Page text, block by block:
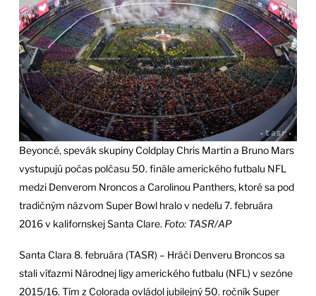
Beyoncé, spevák skupiny Coldplay Chris Martin a Bruno Mars
vystupujú počas polčasu 50. finále amerického futbalu NFL
medzi Denverom Nroncos a Carolinou Panthers, ktoré sa pod
tradičným názvom Super Bowl hralo v nedeľu 7. februára
2016 v kalifornskej Santa Clare. Foto: TASR/AP
Santa Clara 8. februára (TASR) – Hráči Denveru Broncos sa
stali víťazmi Národnej ligy amerického futbalu (NFL) v sezóne
2015/16. Tím z Colorada ovládol jubilejný 50. ročník Super